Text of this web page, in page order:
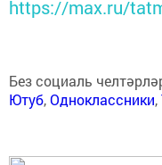
https://max.ru/
Без социаль
Ютуб,Одноклассники,